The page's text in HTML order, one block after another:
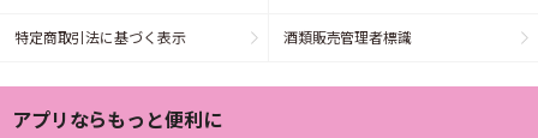
特定商取引法に基づく表示 酒類販売管理者標識
アプリならもっと便利に